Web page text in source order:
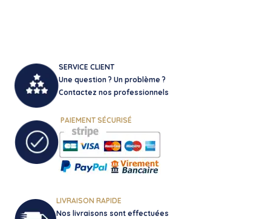
SERVICE CLIENT
Une question ? Un problème ?
Contactez nos professionnels
PAIEMENT SÉCURISÉ
LIVRAISON RAPIDE
Nos livraisons sont effectuées